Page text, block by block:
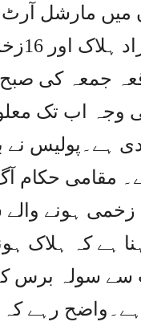
میں مارشل
آگ
جمعہ کی صبح
کی وجہ اب تک
ہے۔پولیس نے
مقامی حکام
زخمی ہونے
ہے کہ ہلاک
سولہ برس
ہے۔واضح رہے